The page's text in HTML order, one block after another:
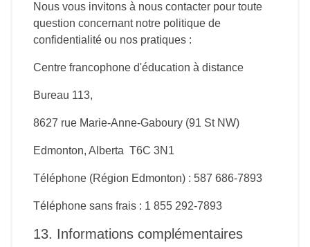
Nous vous invitons à nous contacter pour toute
question concernant notre politique de
confidentialité ou nos pratiques :
Centre francophone d'éducation à distance
Bureau 113,
8627 rue Marie-Anne-Gaboury (91 St NW)
Edmonton, Alberta T6C 3N1
Téléphone (Région Edmonton) : 587 686-7893
Téléphone sans frais : 1 855 292-7893
13. Informations complémentaires